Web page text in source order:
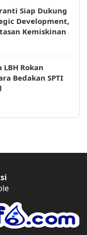
Siap Dukung
Development,
Kemiskinan
Rokan
Bedakan SPTI